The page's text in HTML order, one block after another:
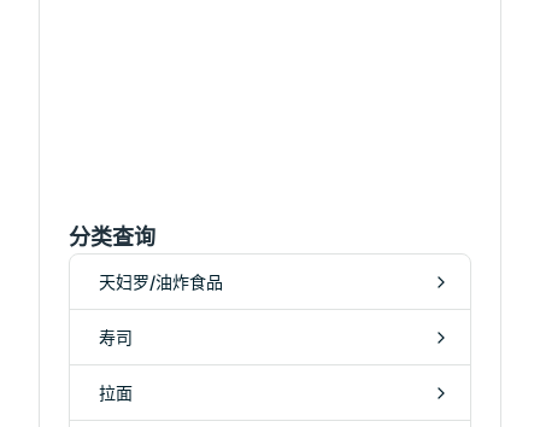
分类查询
天妇罗/油炸食品
寿司
拉面